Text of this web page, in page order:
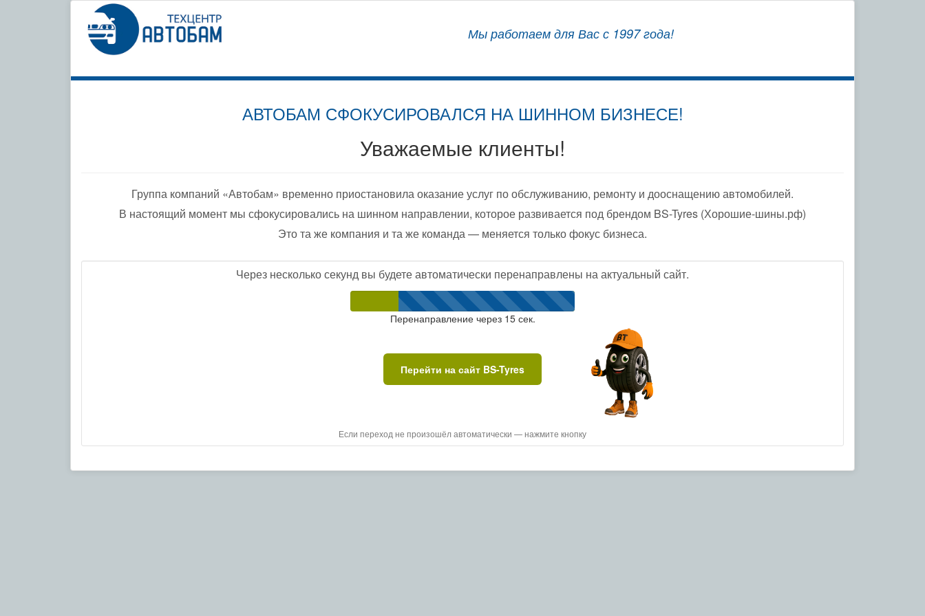
Мы работаем для Вас с 1997 года!
АВТОБАМ СФОКУСИРОВАЛСЯ НА ШИННОМ БИЗНЕСЕ!
Уважаемые клиенты!
Группа компаний «Автобам» временно приостановила оказание услуг по обслуживанию, ремонту и дооснащению автомобилей.
В настоящий момент мы сфокусировались на шинном направлении, которое развивается под брендом BS-Tyres (Хорошие-шины.рф)
Это та же компания и та же команда — меняется только фокус бизнеса.
Через несколько секунд вы будете автоматически перенаправлены на актуальный сайт.
Перенаправление через 15сек.
Перейти на сайт BS-Tyres
Если переход не произошёл автоматически — нажмите кнопку